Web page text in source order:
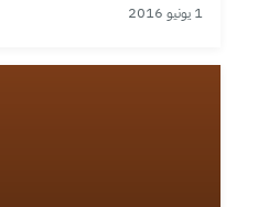
1 يونيو 2016